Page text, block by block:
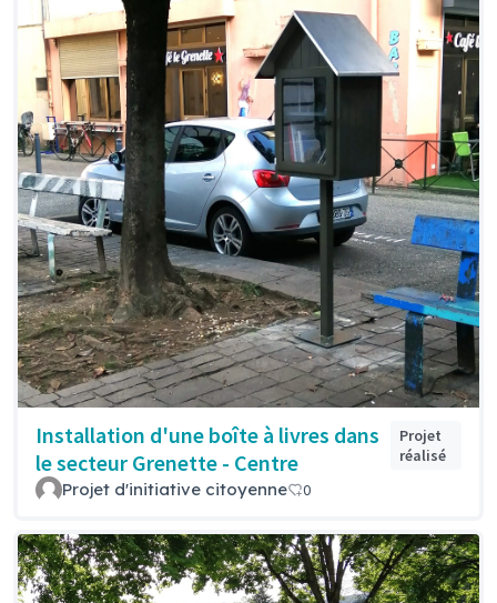
Installation d'une boîte à livres dans
le secteur Grenette - Centre
Projet
réalisé
Projet d'initiative citoyenne 0